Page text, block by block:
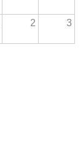
2 3